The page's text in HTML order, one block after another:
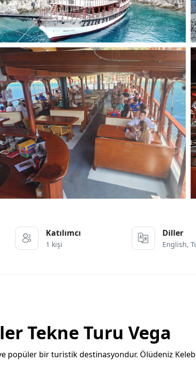
Katılımcı
1 kişi
Diller
English,
Tekne Turu Vega
popüler bir turistik destinasyondur. Ölüdeniz